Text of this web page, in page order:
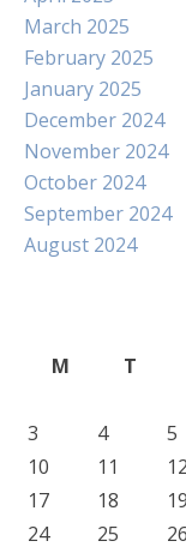
March 2025
February 2025
January 2025
December 2024
November 2024
October 2024
September 2024
August 2024
M
T
3
4 5
10
11 12
17
18 19
24
25 26